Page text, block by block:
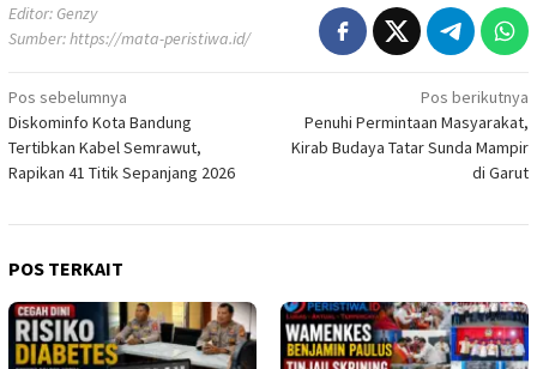
Editor: Genzy
Sumber:https://mata-peristiwa.id/
Navigasi
pos
Pos sebelumnya
Diskominfo Kota Bandung
Tertibkan Kabel Semrawut,
Rapikan 41 Titik Sepanjang 2026
Pos berikutnya
Penuhi Permintaan Masyarakat,
Kirab Budaya Tatar Sunda Mampir
di Garut
POS TERKAIT